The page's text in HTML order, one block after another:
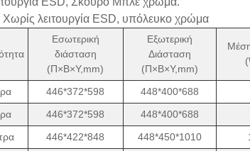
Χωρίς λειτουργία ESD, υπόλευκο χρώμα
Εσωτερική
διάσταση
(Π×Β×Υ,mm)
Εξωτερική
Διάσταση
(Π×Β×Υ,mm)
446*372*598 448*400*688
446*372*598 448*400*688
446*422*848 448*450*1010